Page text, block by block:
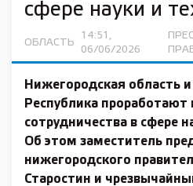
сфере науки и
ОБЛАСТЬ
14:51,
06/06/2026
Нижегородская область и
Республика проработают
сотрудничества в сфере
Об этом заместитель
нижегородского
Старостин и